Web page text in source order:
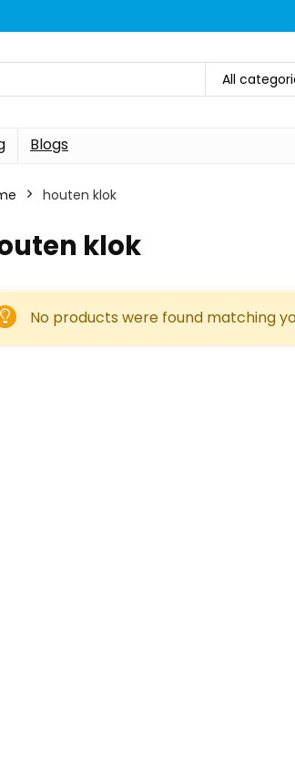
All
Blogs
houten klok
klok
No products were found matching